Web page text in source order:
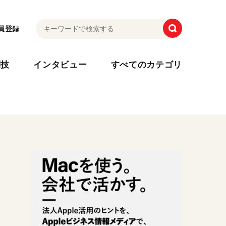
登録
インタビュー すべてのカテゴリ